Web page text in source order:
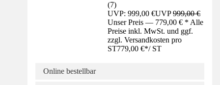
(7)
UVP: 999,00 €UVP999,00 €
Unser Preis — 779,00 € * Alle
Preise inkl. MwSt. und ggf.
zzgl. Versandkosten pro
ST779,00 €*/ ST
Online bestellbar